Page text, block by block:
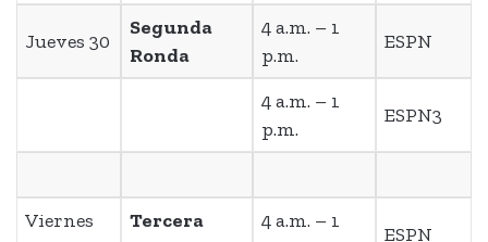
Jueves 30
Segunda
Ronda
4 a.m. – 1
p.m.
ESPN
4 a.m. – 1
p.m.
ESPN3
Viernes
Tercera
4 a.m. – 1
ESPN